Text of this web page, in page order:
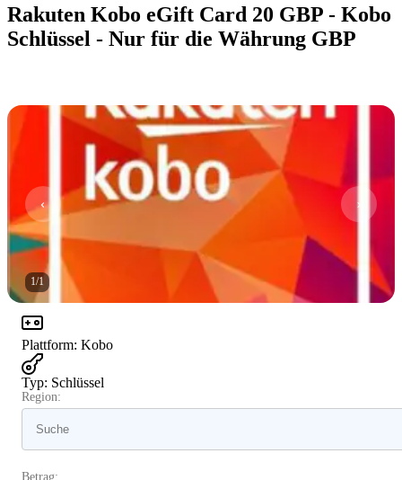
Rakuten Kobo eGift Card 20 GBP - Kobo
Schlüssel - Nur für die Währung GBP
1/1
Plattform: Kobo
Typ: Schlüssel
Region:
Betrag: